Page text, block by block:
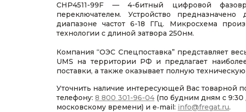
CHP4511-99F — 4-битный цифровой
переключателем. Устройство
диапазоне частот 6-18 ГГц. Микросхема
технологии с длиной затвора 250нм.
Компания “ОЭС Спецпоставка” представляет
UMS на территории РФ и предлагает
поставки, а также оказывает полную
Уточнить наличие интересующей Вас товарной
телефону: 8 800 301-96-04 (по будним дням с 9:30
московскому времени) и e‑mail: info@fregat.ru.